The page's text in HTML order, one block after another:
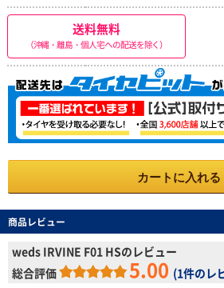
送料無料
（沖縄・離島・個人宅への配送を除く）
カートに入れる
商品レビュー
weds IRVINE F01 HSのレビュー
総合評価
5.00 (1件のレ